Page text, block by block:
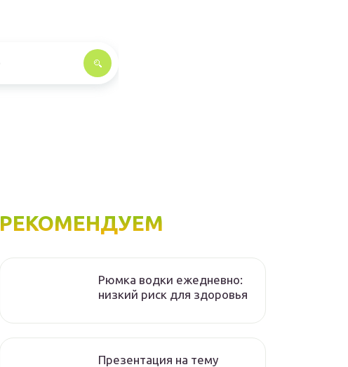
РЕКОМЕНДУЕМ
Рюмка водки ежедневно:
низкий риск для здоровья
Презентация на тему